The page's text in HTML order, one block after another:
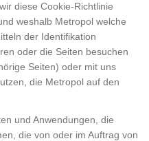
diese Cookie-Richtlinie
weshalb Metropol welche
der Identifikation
oder die Seiten besuchen
Seiten) oder mit uns
die Metropol auf den
und Anwendungen, die
die von oder im Auftrag von